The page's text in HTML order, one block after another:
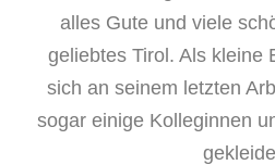
alles Gute und viele
geliebtes Tirol. Als kleine
sich an seinem letzten
sogar einige Kolleginnen